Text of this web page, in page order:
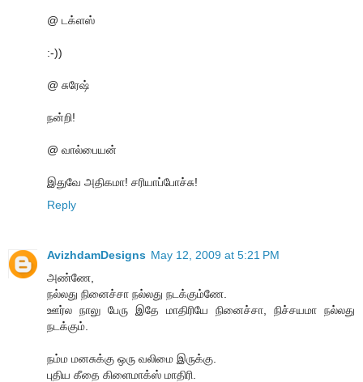
@ டக்ளஸ்
:-))
@ சுரேஷ்
நன்றி!
@ வால்பையன்
இதுவே அதிகமா! சரியாப்போச்சு!
Reply
AvizhdamDesigns May 12, 2009 at 5:21 PM
அண்ணே,
நல்லது நினைச்சா நல்லது நடக்கும்ணே.
ஊர்ல நாலு பேரு இதே மாதிரியே நினைச்சா, நிச்சயமா நல்லது
நடக்கும்.
நம்ம மனசுக்கு ஒரு வலிமை இருக்கு.
புதிய கீதை கிளைமாக்ஸ் மாதிரி.